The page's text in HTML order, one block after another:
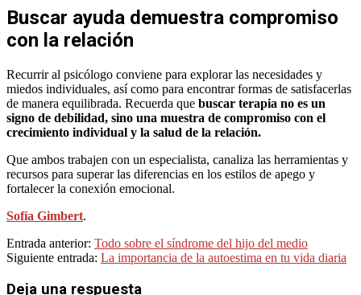
Buscar ayuda demuestra compromiso
con la relación
Recurrir al psicólogo conviene para explorar las necesidades y
miedos individuales, así como para encontrar formas de satisfacerlas
de manera equilibrada. Recuerda que buscar terapia no es un
signo de debilidad, sino una muestra de compromiso con el
crecimiento individual y la salud de la relación.
Que ambos trabajen con un especialista, canaliza las herramientas y
recursos para superar las diferencias en los estilos de apego y
fortalecer la conexión emocional.
Sofía Gimbert.
2023-
07-
Entrada anterior: Todo sobre el síndrome del hijo del medio
Siguiente entrada: La importancia de la autoestima en tu vida diaria
Deja una respuesta